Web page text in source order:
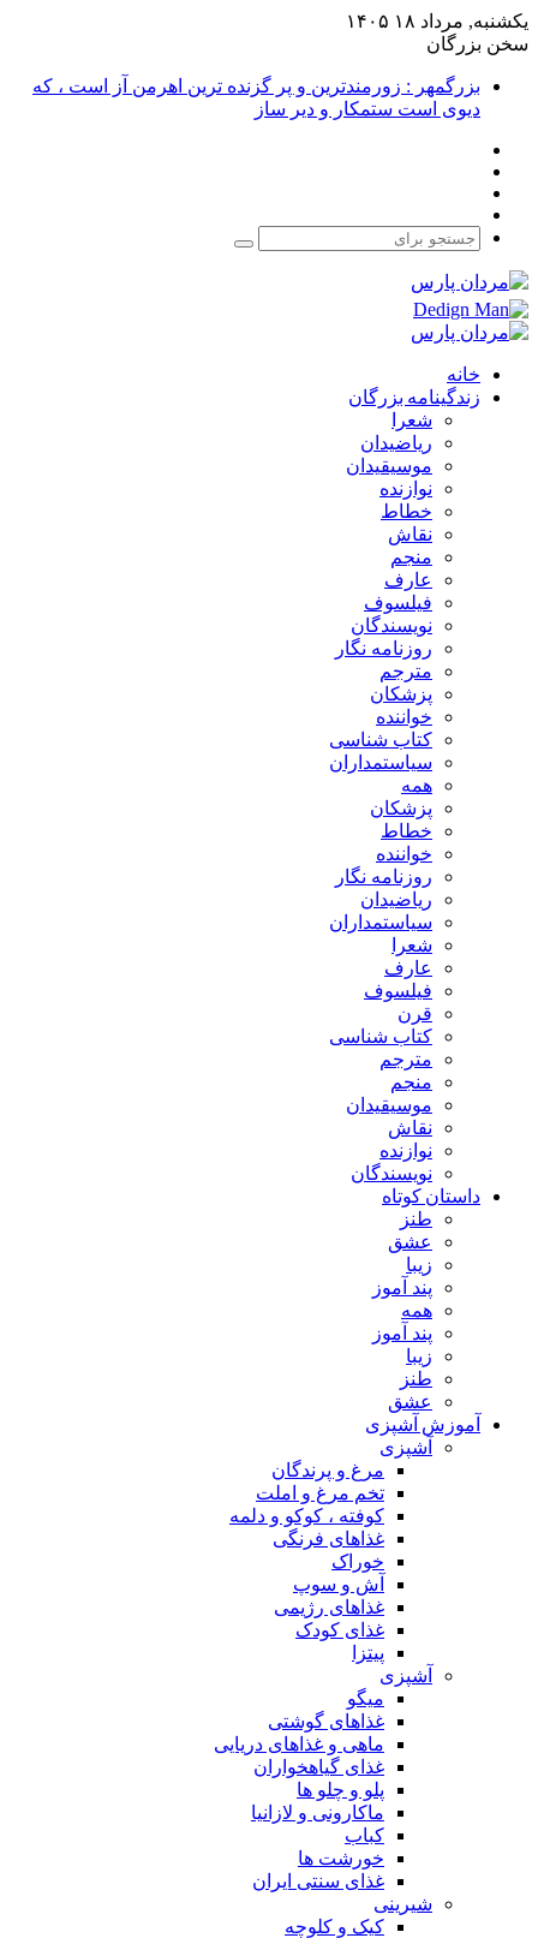
یکشنبه, مرداد ۱۸ ۱۴۰۵
سخن بزرگان
بزرگمهر : زورمندترین و پر گزنده ترین اهرمن آز است ، که
دیوی است ستمکار و دیر ساز
جستجو
خانه
زندگینامه بزرگان
شعرا
ریاضیدان
موسیقیدان
نوازنده
خطاط
نقاش
منجم
عارف
فیلسوف
نویسندگان
روزنامه نگار
مترجم
پزشکان
خواننده
کتاب شناسی
سیاستمداران
همه
پزشکان
خطاط
خواننده
روزنامه نگار
ریاضیدان
سیاستمداران
شعرا
عارف
فیلسوف
قرن
کتاب شناسی
مترجم
منجم
موسیقیدان
نقاش
نوازنده
نویسندگان
داستان کوتاه
طنز
عشق
زیبا
پند آموز
همه
پند آموز
زیبا
طنز
عشق
آموزش آشپزی
آشپزی
مرغ و پرندگان
تخم مرغ و املت
کوفته ، کوکو و دلمه
غذاهای فرنگی
خوراک
آش و سوپ
غذاهای رژیمی
غذای کودک
پیتزا
آشپزی
میگو
غذاهای گوشتی
ماهی و غذاهای دریایی
غذای گیاهخواران
پلو و چلو ها
ماکارونی و لازانیا
کباب
خورشت ها
غذای سنتی ایران
شیرینی
کیک و کلوچه